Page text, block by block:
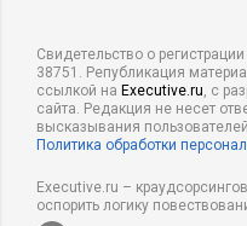
Свидетельство о
38751. Републикация
ссылкой на Executive.ru, с
сайта. Редакция не несет
высказывания
Политика обработки
Executive.ru –
оспорить логику